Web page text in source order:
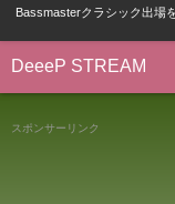
Bassmasterクラシック出場
DeeeP STREAM
スポンサーリンク